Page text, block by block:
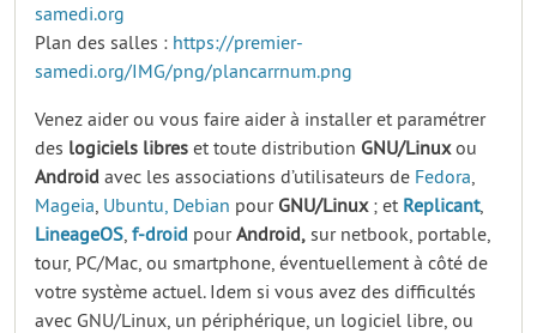
samedi.org
Plan des salles : https://premier-
samedi.org/IMG/png/plancarrnum.png
Venez aider ou vous faire aider à installer et paramétrer
des logiciels libres et toute distribution GNU/Linuxou
Android avec les associations d’utilisateurs de Fedora,
Mageia, Ubuntu, Debian pour GNU/Linux; et Replicant,
LineageOS, f-droid pourAndroid, sur netbook, portable,
tour, PC/Mac, ou smartphone, éventuellement à côté de
votre système actuel. Idem si vous avez des difficultés
avec GNU/Linux, un périphérique, un logiciel libre, ou